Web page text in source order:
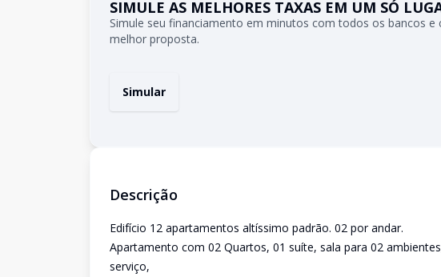
SIMULE AS MELHORES TAXAS EM UM SÓ
Simule seu financiamento em minutos com todos os bancos e
melhor proposta.
Simular
Descrição
Edifício 12 apartamentos altíssimo padrão. 02 por andar.
Apartamento com 02 Quartos, 01 suíte, sala para 02
serviço,